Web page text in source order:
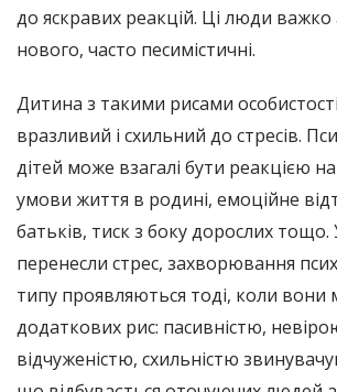
до яскравих реакцій. Ці люди
нового, часто песимістичні.
Дитина з такими рисами
вразливий і схильний до стресів.
дітей може взагалі бути реакцією
умови життя в родині, емоційне
батьків, тиск з боку дорослих тощо.
перенесли стрес, захворювання
типу проявляються тоді, коли
додаткових рис: пасивністю,
відчуженістю, схильністю